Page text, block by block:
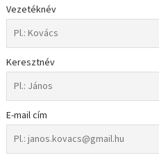
Vezetéknév
Keresztnév
E-mail cím